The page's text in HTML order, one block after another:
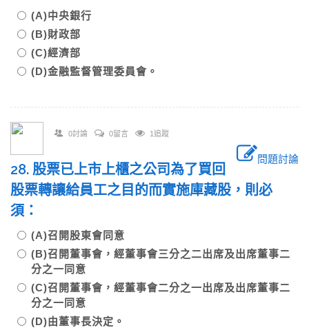
(A)中央銀行
(B)財政部
(C)經濟部
(D)金融監督管理委員會。
0討論 0留言 1追蹤
問題討論
28. 股票已上市上櫃之公司為了買回
股票轉讓給員工之目的而實施庫藏股，則必
須：
(A)召開股東會同意
(B)召開董事會，經董事會三分之二出席及出席董事二
分之一同意
(C)召開董事會，經董事會二分之一出席及出席董事二
分之一同意
(D)由董事長決定。